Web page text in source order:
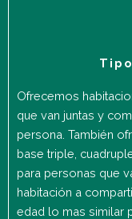
Ofrecemos
que van juntas y
persona. También
base triple,
para personas que
habitación a
edad lo mas similar